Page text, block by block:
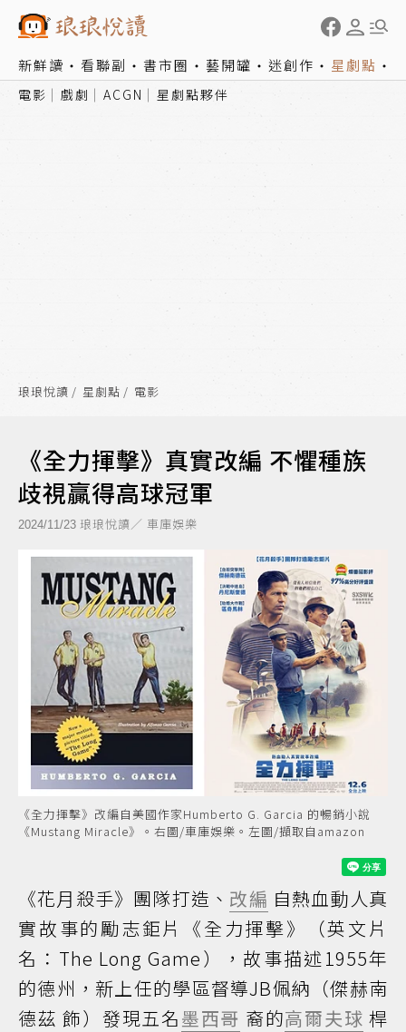
新鮮讀 看聯副 書市圈 藝開罐 迷創作 星劇點
電影 戲劇 ACGN 星劇點夥伴
琅琅悅讀 星劇點 電影
《全力揮擊》真實改編 不懼種族
歧視贏得高球冠軍
2024/11/23 琅琅悅讀／ 車庫娛樂
《全力揮擊》改編自美國作家Humberto G. Garcia 的暢銷小說
《Mustang Miracle》。右圖/車庫娛樂。左圖/擷取自amazon
《花月殺手》團隊打造、 改編 自熱血動人真
實故事的勵志鉅片《全力揮擊》（英文片
名：The Long Game），故事描述1955年
的德州，新上任的學區督導JB佩納（傑赫南
德茲 飾）發現五名墨西哥 裔的高爾夫球 桿